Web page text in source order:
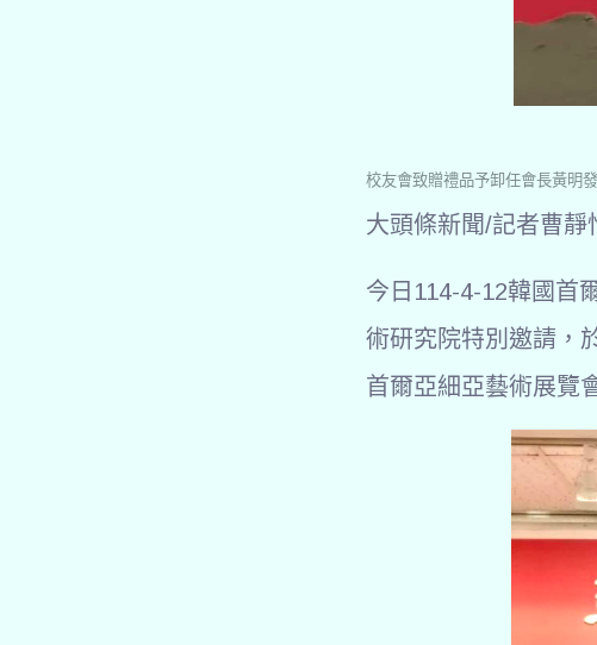
校友會致贈禮品予卸任會長黃明發
大頭條新聞/記者曹靜
今日114-4-12韓國首
術研究院特別邀請，
首爾亞細亞藝術展覽